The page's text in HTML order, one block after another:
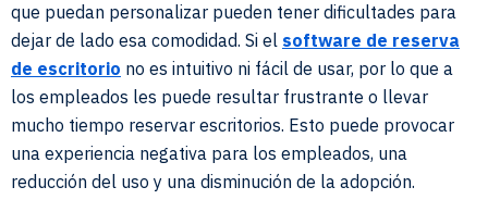
que puedan personalizar pueden tener dificultades para
dejar de lado esa comodidad. Si el software de reserva
de escritorio no es intuitivo ni fácil de usar, por lo que a
los empleados les puede resultar frustrante o llevar
mucho tiempo reservar escritorios. Esto puede provocar
una experiencia negativa para los empleados, una
reducción del uso y una disminución de la adopción.